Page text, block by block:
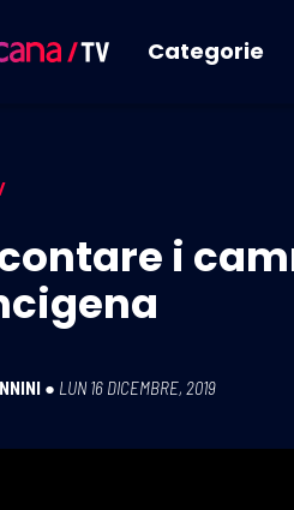
Categorie
i
● LUN 16 DICEMBRE, 2019